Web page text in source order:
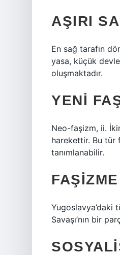
AŞIRI
En sağ tarafın
yasa, küçük
oluşmaktadır.
YENI
Neo-faşizm, ii.
harekettir. Bu tür
tanımlanabilir.
Yugoslavya’daki
Savaşı’nın bir